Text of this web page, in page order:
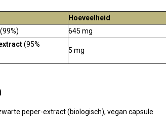
Hoeveelheid
(99%)
645 mg
(95%
5 mg
peper-extract (biologisch), vegan capsule